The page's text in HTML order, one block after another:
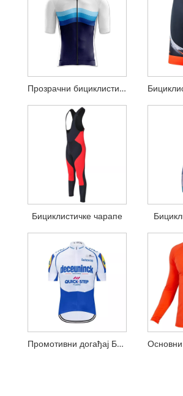
Прозрачни бициклистички дрес
Бициклистичке чарапе
Промотивни догађај Бициклистички дрес